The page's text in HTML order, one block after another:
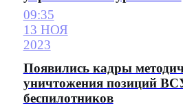
09:35
13 НОЯ
2023
Появились кадры
уничтожения позиций
беспилотников